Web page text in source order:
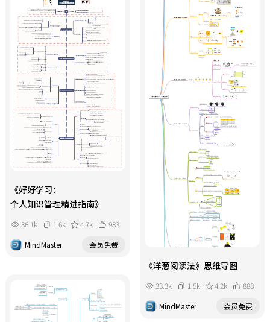
《洋葱阅读法》思维导图
33.3k 1.5k 4.2k
888
MindMaster
会员免费
《好好学习：
个人知识管理精进指南》
36.1k 1.6k 4.7k
983
MindMaster
会员免费